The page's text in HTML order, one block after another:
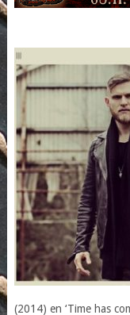
(2014) en ‘Time has